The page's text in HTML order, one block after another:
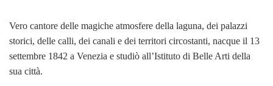
Vero cantore delle magiche atmosfere della laguna, dei palazzi
storici, delle calli, dei canali e dei territori circostanti, nacque il 13
settembre 1842 a Venezia e studiò all’Istituto di Belle Arti della
sua città.